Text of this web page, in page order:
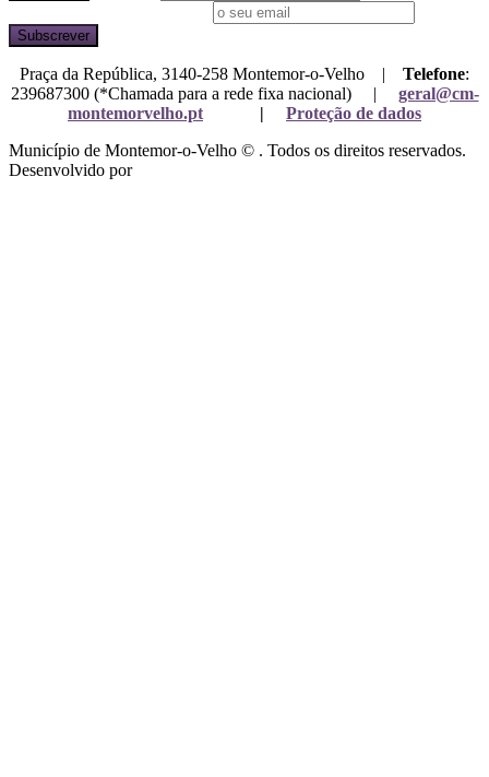
Praça da República, 3140-258 Montemor-o-Velho | Telefone:
239687300 (*Chamada para a rede fixa nacional) | geral@cm-
montemorvelho.pt
| Proteção de dados
Município de Montemor-o-Velho © . Todos os direitos reservados.
Desenvolvido por